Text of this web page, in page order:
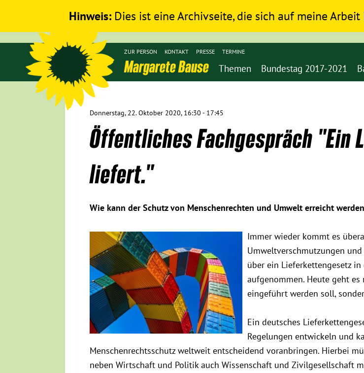
Hinweis: Dies ist eine Archivseite, die sich auf meine
Margarete Bause Themen Bundestag 2017-2021
ZUR PERSON KONTAKT PRESSE TERMINE
Donnerstag, 22. Oktober 2020, 16:30 - 17:45
Öffentliches Fachgespräch "Ein
liefert."
Wie kann der Schutz von Menschenrechten und Umwelt erreicht
Immer wieder kommt es
Umweltverschmutzungen
über ein Lieferkettengesetz
aufgenommen. Heute geht
eingeführt werden soll,
Ein deutsches
Regelungen entwickeln und
Menschenrechtsschutz weltweit entscheidend voranbringen. Hierbei
neben Wirtschaft und Politik auch Wissenschaft und Zivilgesellschaft